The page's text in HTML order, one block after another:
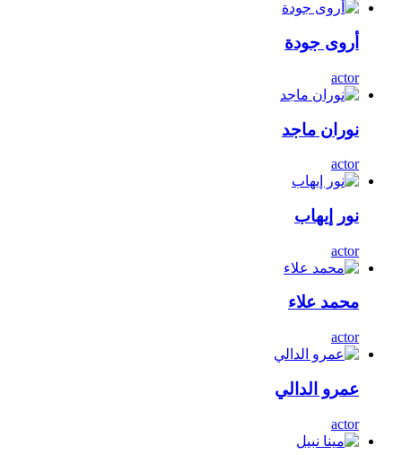
أروى جودة
actor
نوران ماجد
actor
نور إيهاب
actor
محمد علاء
actor
عمرو الدالي
actor